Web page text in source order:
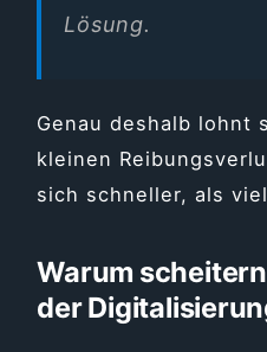
Lösung.
Genau deshalb lohnt
kleinen
sich schneller, als
Warum
der